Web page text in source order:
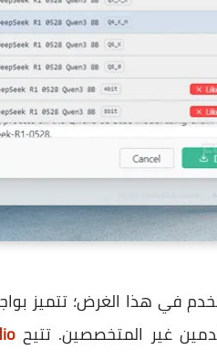
غير المتخصصين. تتيح